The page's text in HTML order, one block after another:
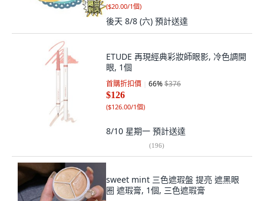
($20.00/1個)
後天 8/8 (六) 預計送達
ETUDE 再現經典彩妝師眼影, 冷色調開
眼, 1個
首購折扣價 66%$376
$126
($126.00/1個)
8/10 星期一 預計送達
(196)
sweet mint 三色遮瑕盤 提亮 遮黑眼
圈 遮瑕膏, 1個, 三色遮瑕膏